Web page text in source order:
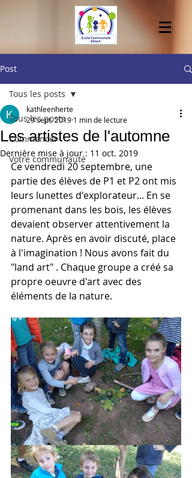
Post
Tous les posts
Commencer
Votre communauté
Tous les posts
Les artistes de l'automne
kathleenherte
29 sept. 2019 1 min de lecture
Dernière mise à jour : 11 oct. 2019
Ce vendredi 20 septembre, une
partie des élèves de P1 et P2 ont mis
leurs lunettes d'explorateur... En se
promenant dans les bois, les élèves
devaient observer attentivement la
nature. Après en avoir discuté, place
à l'imagination ! Nous avons fait du
"land art" . Chaque groupe a créé sa
propre oeuvre d'art avec des
éléments de la nature.